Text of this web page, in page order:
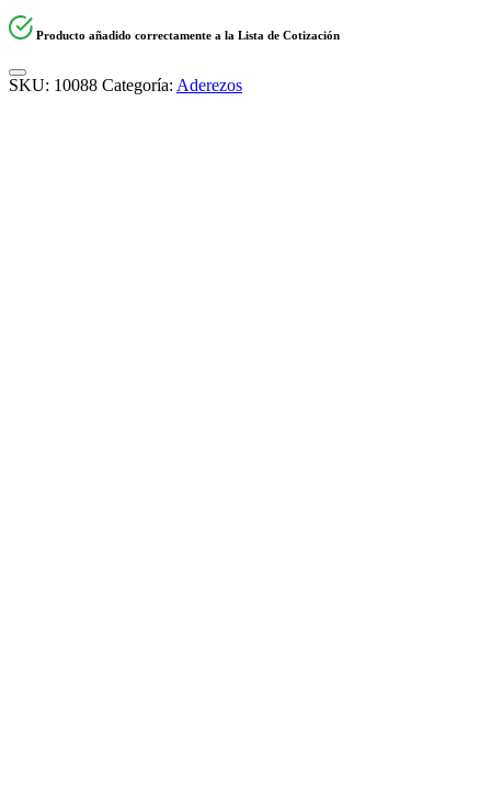
Producto añadido correctamente a la Lista de Cotización
SKU: 10088 Categoría: Aderezos